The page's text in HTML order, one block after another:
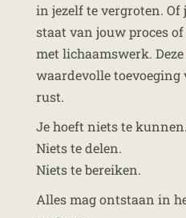
in jezelf te vergroten. Of
staat van jouw proces
met lichaamswerk. Deze
waardevolle
rust.
Je hoeft niets te kunnen.
Niets te delen.
Niets te bereiken.
Alles mag ontstaan in